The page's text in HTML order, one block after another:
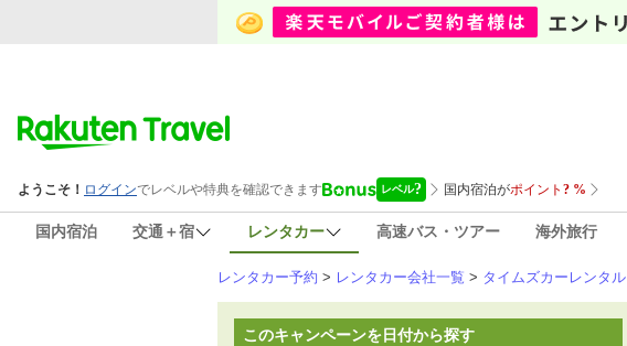
国内宿泊 交通＋宿 レンタカー 高速バス・ツアー 海外旅行
レンタカー予約 > レンタカー会社一覧 > タイムズカーレンタル
このキャンペーンを日付から探す